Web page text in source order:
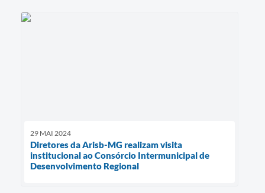
29 MAI 2024
Diretores da Arisb-MG realizam visita
institucional ao Consórcio Intermunicipal de
Desenvolvimento Regional